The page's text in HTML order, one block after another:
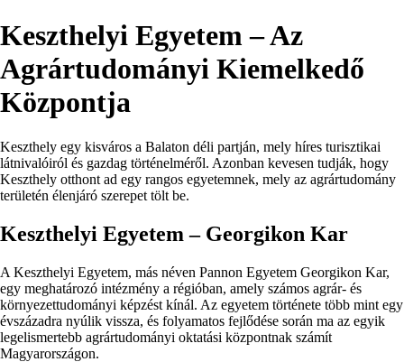
Keszthelyi Egyetem – Az
Agrártudományi Kiemelkedő
Központja
Keszthely egy kisváros a Balaton déli partján, mely híres turisztikai
látnivalóiról és gazdag történelméről. Azonban kevesen tudják, hogy
Keszthely otthont ad egy rangos egyetemnek, mely az agrártudomány
területén élenjáró szerepet tölt be.
Keszthelyi Egyetem – Georgikon Kar
A Keszthelyi Egyetem, más néven Pannon Egyetem Georgikon Kar,
egy meghatározó intézmény a régióban, amely számos agrár- és
környezettudományi képzést kínál. Az egyetem története több mint egy
évszázadra nyúlik vissza, és folyamatos fejlődése során ma az egyik
legelismertebb agrártudományi oktatási központnak számít
Magyarországon.